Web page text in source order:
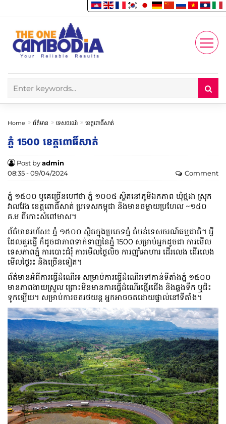
Account
Enjoy
Home ព័ត៌មាន ទេសចរណ៍ ខេត្តពោធិ៍សាត់
ភ្នំ 1500 ខេត្តពោធិ៍សាត់
Post byadmin
08:35 - 09/04/2024
Comment
ភ្នំ ១៥០០ ឬ​គេ​ច្រើន​ហៅ​ថា ភ្នំ ១០០៥ ស្ថិត​នៅ​ភូមិ​ឯក​ភាព ឃុំ​ថ្មដា ស្រុក​
វាលវែង ខេត្ត​ពោធិ៍សាត់ ប្រទេស​កម្ពុជា និង​មាន​ចម្ងាយ​ប្រហែល ~១៥០
គ.ម ពី​កោះ​សំពៅ​មាស។
ព័ត៌មានរហ័ស៖ ភ្នំ ១៥០០ ស្ថិតក្នុងប្រភេទភ្នំ តំបន់ទេសចរណ៍ធម្មជាតិ។ អ្វី
ដែលគួរធ្វើ ក៏ដូចជាភាពទាក់ទាញនៃភ្នំ 1500 សម្រាប់អ្នកដូចជា ការមើល
ទេសភាពភ្នំ ការបោះជំរុំ ការមើលថ្ងៃលិច ការញ៉ាំអាហារ ដើរលេង ដើរលេង
មើលថ្ងៃរះ និងច្រើនទៀត។
ព័ត៌មានអំពីការធ្វើដំណើរ៖ សម្រាប់ការធ្វើដំណើរទៅកាន់ទីតាំងភ្នំ ១៥០០
មានភាពងាយស្រួល ព្រោះមិនមានការធ្វើដំណើរថ្មើរជើង និងឆ្លងទឹក ឬជិះ
ទូកឡើយ។ សម្រាប់ការចតរថយន្ត អ្នកអាចចតដោយផ្ទាល់នៅទីតាំង។